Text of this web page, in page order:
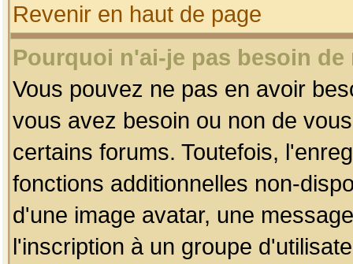
Revenir en haut de page
Pourquoi n'ai-je pas besoin
Vous pouvez ne pas en avoir
vous avez besoin ou non de
certains forums. Toutefois,
fonctions additionnelles non-
d'une image avatar, une
l'inscription à un groupe